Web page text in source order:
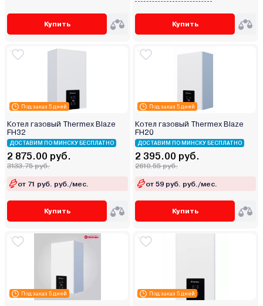
Купить Купить
Под заказ 5 дней
Котел газовый Thermex Blaze
FН32
ДОСТАВИМ ПО МИНСКУ БЕСПЛАТНО
2 875.00 руб.
3133.75 руб.
от 71 руб. руб./мес.
Купить
Под заказ 5 дней
Котел газовый Thermex Blaze
FН20
ДОСТАВИМ ПО МИНСКУ БЕСПЛАТНО
2 395.00 руб.
2610.55 руб.
от 59 руб. руб./мес.
Купить
Под заказ 5 дней Под заказ 5 дней